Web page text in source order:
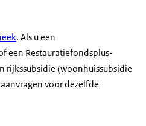
. Als u een
een Restauratiefondsplus-
rijkssubsidie (woonhuissubsidie
voor dezelfde